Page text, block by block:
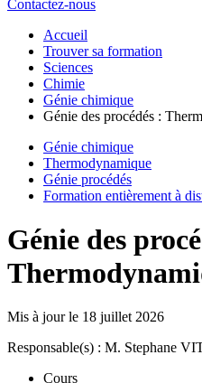
Contactez-nous
Accueil
Trouver sa formation
Sciences
Chimie
Génie chimique
Génie des procédés :
Génie chimique
Thermodynamique
Génie procédés
Formation entièrement à
Génie des
Mis à jour le 18 juillet 2026
Responsable(s) : M. Stephane
Cours